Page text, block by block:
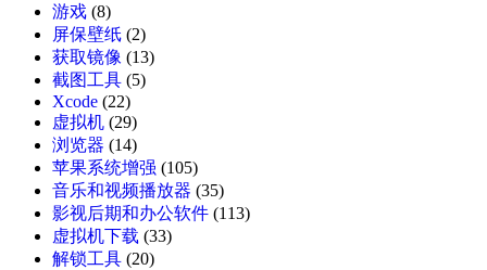
游戏 (8)
屏保壁纸 (2)
获取镜像 (13)
截图工具 (5)
Xcode (22)
虚拟机 (29)
浏览器 (14)
苹果系统增强 (105)
音乐和视频播放器 (35)
影视后期和办公软件 (113)
虚拟机下载 (33)
解锁工具 (20)